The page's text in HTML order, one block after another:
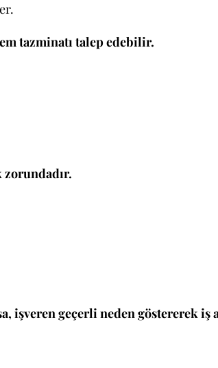
tazminatı talep edebilir.
işveren geçerli neden göstererek